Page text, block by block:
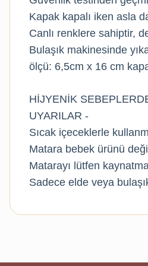
Kapak kapalı iken asla
Canlı renklere sahiptir,
Bulaşık makinesinde
ölçü: 6,5cm x 16 cm
HİJYENİK
UYARILAR -
Sıcak içeceklerle
Matara bebek ürünü
Matarayı lütfen
Sadece elde veya